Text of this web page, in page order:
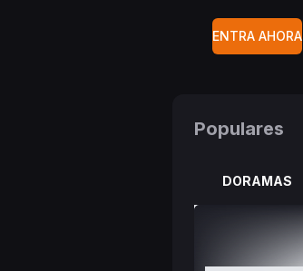
ENTRA AHORA
Populares
DORAMAS